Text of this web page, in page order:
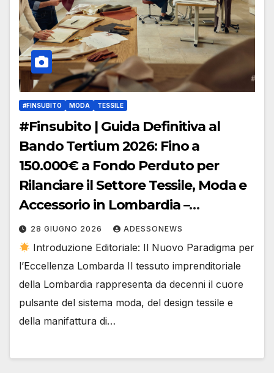
#FINSUBITO MODA TESSILE
#Finsubito | Guida Definitiva al
Bando Tertium 2026: Fino a
150.000€ a Fondo Perduto per
Rilanciare il Settore Tessile, Moda e
Accessorio in Lombardia –
#Adessonews – #Finsubito –
Adessonews
28 GIUGNO 2026 ADESSONEWS
Introduzione Editoriale: Il Nuovo Paradigma per
l’Eccellenza Lombarda Il tessuto imprenditoriale
della Lombardia rappresenta da decenni il cuore
pulsante del sistema moda, del design tessile e
della manifattura di…